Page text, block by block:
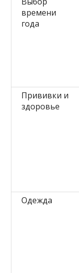
времени
года
Прививки и
здоровье
Одежда